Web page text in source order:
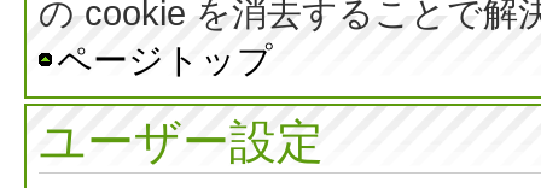
の cookie を消去することで解
ページトップ
ユーザー設定